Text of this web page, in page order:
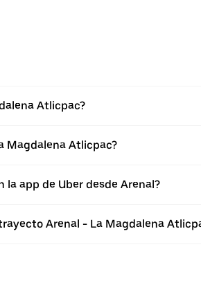
Atlicpac?
Magdalena Atlicpac?
app de Uber desde Arenal?
Arenal - La Magdalena